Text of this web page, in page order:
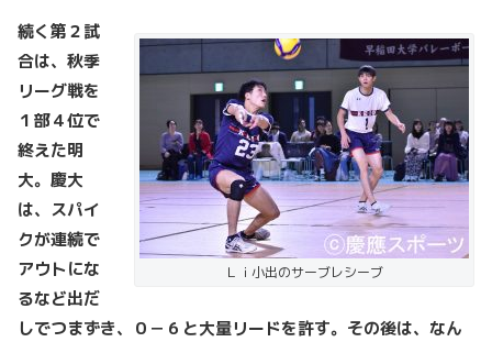
Ｌｉ小出のサーブレシーブ
続く第２試
合は、秋季
リーグ戦を
１部４位で
終えた明
大。慶大
は、スパイ
クが連続で
アウトにな
るなど出だ
しでつまずき、０－６と大量リードを許す。その後は、なん